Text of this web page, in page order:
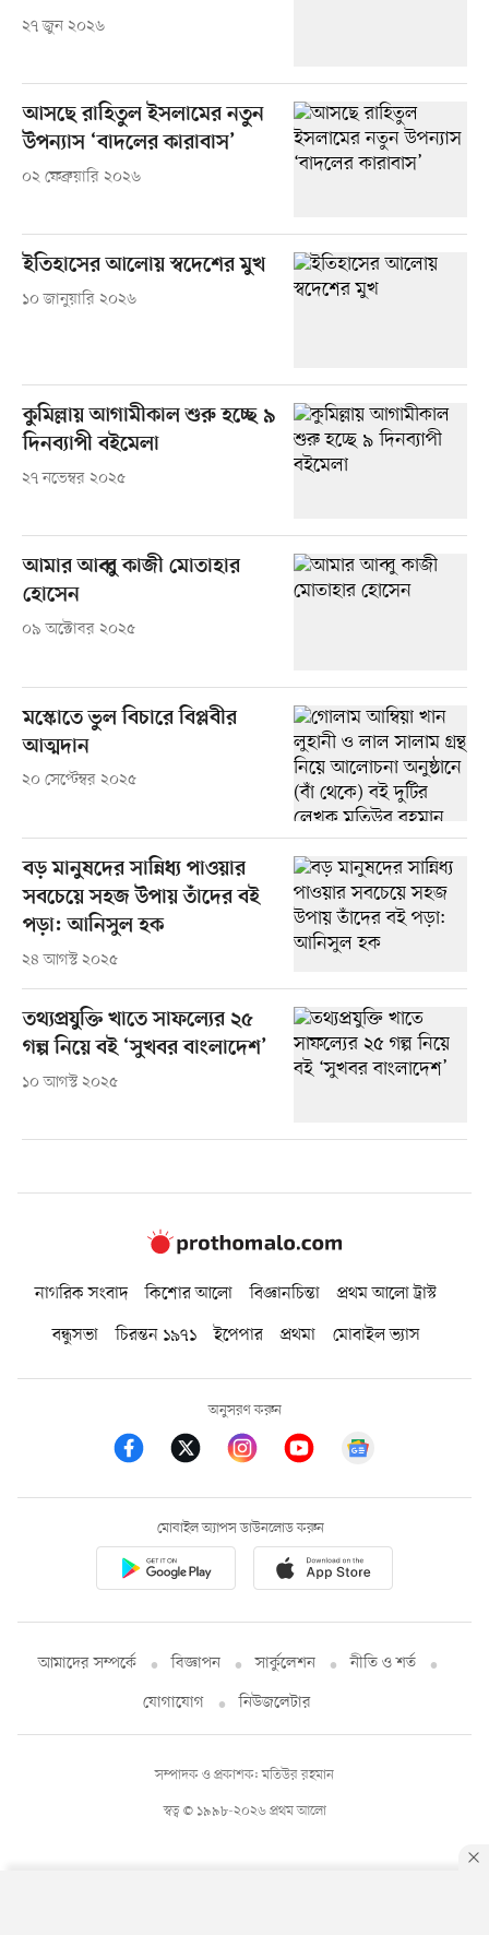
২৭ জুন ২০২৬
আসছে রাহিতুল ইসলামের নতুন
উপন্যাস ‘বাদলের কারাবাস’
০২ ফেব্রুয়ারি ২০২৬
ইতিহাসের আলোয় স্বদেশের মুখ
১০ জানুয়ারি ২০২৬
কুমিল্লায় আগামীকাল শুরু হচ্ছে ৯
দিনব্যাপী বইমেলা
২৭ নভেম্বর ২০২৫
আমার আব্বু কাজী মোতাহার
হোসেন
০৯ অক্টোবর ২০২৫
মস্কোতে ভুল বিচারে বিপ্লবীর
আত্মদান
২০ সেপ্টেম্বর ২০২৫
বড় মানুষদের সান্নিধ্য পাওয়ার
সবচেয়ে সহজ উপায় তাঁদের বই
পড়া: আনিসুল হক
২৪ আগস্ট ২০২৫
তথ্যপ্রযুক্তি খাতে সাফল্যের ২৫
গল্প নিয়ে বই ‘সুখবর বাংলাদেশ’
১০ আগস্ট ২০২৫
নাগরিক সংবাদ কিশোর আলো বিজ্ঞানচিন্তা
প্রথম আলো ট্রাস্ট
বন্ধুসভা
চিরন্তন ১৯৭১ ইপেপার প্রথমা মোবাইল ভ্যাস
অনুসরণ করুন
মোবাইল অ্যাপস ডাউনলোড করুন
আমাদের সম্পর্কে বিজ্ঞাপন সার্কুলেশন
নীতি ও শর্ত
যোগাযোগ
নিউজলেটার
স্বত্ব © ১৯৯৮-২০২৬ প্রথম আলো
সম্পাদক ও প্রকাশক: মতিউর রহমান